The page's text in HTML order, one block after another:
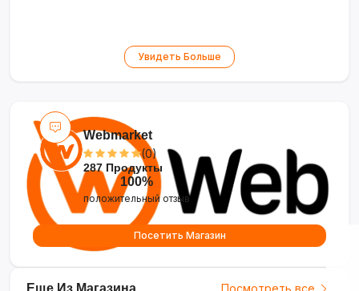
Увидеть Больше
Еще Из Магазина Посмотреть все
Webmarket
(0)
287 Продукты
100%
положительный отзыв
Посетить Магазин